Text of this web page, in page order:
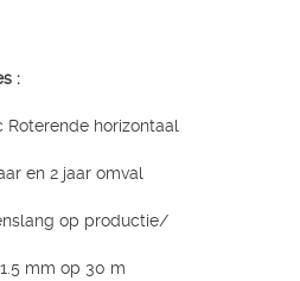
:
Roterende horizontaal
en 2 jaar omval
op productie/
mm op 30 m